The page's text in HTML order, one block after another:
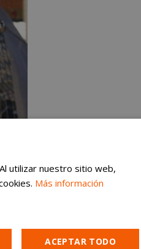
utilizar nuestro sitio web,
Más información
ACEPTAR TODO